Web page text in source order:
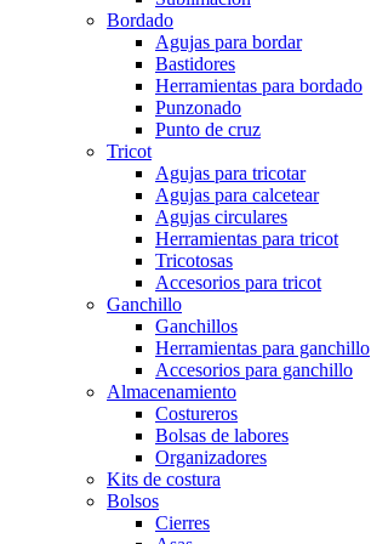
Bordado
Agujas para bordar
Bastidores
Herramientas para bordado
Punzonado
Punto de cruz
Tricot
Agujas para tricotar
Agujas para calcetear
Agujas circulares
Herramientas para tricot
Tricotosas
Accesorios para tricot
Ganchillo
Ganchillos
Herramientas para ganchillo
Accesorios para ganchillo
Almacenamiento
Costureros
Bolsas de labores
Organizadores
Kits de costura
Bolsos
Cierres